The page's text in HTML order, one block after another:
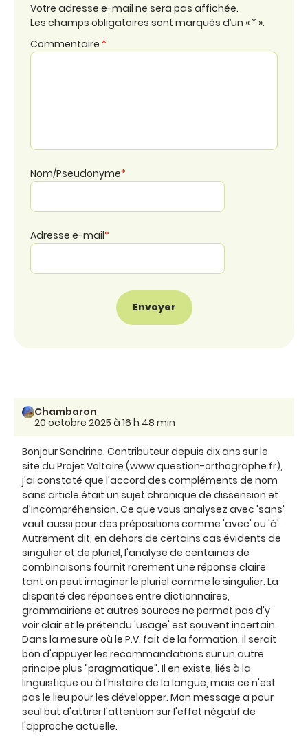
Votre adresse e-mail ne sera pas affichée.
Les champs obligatoires sont marqués d’un « * ».
Commentaire *
Nom/Pseudonyme*
Adresse e-mail*
Chambaron
20 octobre 2025 à 16 h 48 min
Bonjour Sandrine, Contributeur depuis dix ans sur le
site du Projet Voltaire (www.question-orthographe.fr),
j'ai constaté que l'accord des compléments de nom
sans article était un sujet chronique de dissension et
d'incompréhension. Ce que vous analysez avec 'sans'
vaut aussi pour des prépositions comme 'avec' ou 'à'.
Autrement dit, en dehors de certains cas évidents de
singulier et de pluriel, l'analyse de centaines de
combinaisons fournit rarement une réponse claire
tant on peut imaginer le pluriel comme le singulier. La
disparité des réponses entre dictionnaires,
grammairiens et autres sources ne permet pas d'y
voir clair et le prétendu 'usage' est souvent incertain.
Dans la mesure où le P.V. fait de la formation, il serait
bon d'appuyer les recommandations sur un autre
principe plus "pragmatique". Il en existe, liés à la
linguistique ou à l'histoire de la langue, mais ce n'est
pas le lieu pour les développer. Mon message a pour
seul but d'attirer l'attention sur l'effet négatif de
l'approche actuelle.